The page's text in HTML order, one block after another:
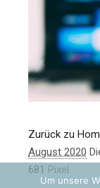
Zurück zu
August 2020
681 Pixel
Um unsere